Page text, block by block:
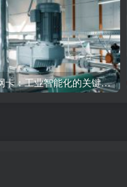
物联网卡：工业智能化的关键纽带